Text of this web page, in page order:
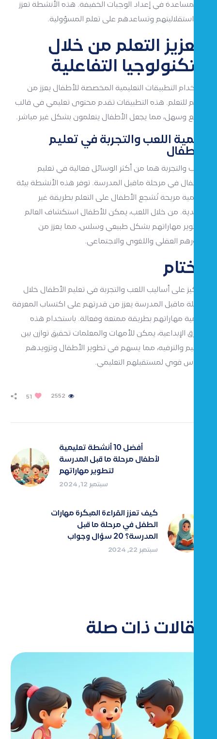
أو المساعدة في إعداد الوجبات الخفيفة. هذه الأنشطة تعزز
من استقلاليتهم وتساعدهم على تعلم المسؤولية.
تعزيز التعلم من خلال
التكنولوجيا التفاعلية
استخدام التطبيقات التعليمية المخصصة للأطفال يعزز من
حبهم للتعلم. هذه التطبيقات تقدم محتوى تعليمي في قالب
ممتع وسهل، مما يجعل الأطفال يتعلمون بشكل غير مباشر.
أهمية اللعب والتجربة في تعليم
الأطفال
اللعب والتجربة هما من أكثر الوسائل فعالية في تعليم
الأطفال في مرحلة ماقبل المدرسة. توفر هذه الأنشطة بيئة
تعليمية مريحة تُشجع الأطفال على التعلم بطريقة غير
تقليدية. من خلال اللعب، يمكن للأطفال استكشاف العالم
وتطوير مهاراتهم بشكل طبيعي وسلس، مما يعزز من
تطورهم العقلي واللغوي والاجتماعي.
الختام
التركيز على أساليب اللعب والتجربة في تعليم الأطفال خلال
مرحلة ماقبل المدرسة يعزز من قدرتهم على اكتساب المعرفة
وتنمية مهاراتهم بطريقة ممتعة وفعالة. باستخدام هذه
الطرق الإبداعية، يمكن للأمهات والمعلمات تحقيق توازن بين
التعليم والترفيه، مما يسهم في تطوير الأطفال وتزويدهم
بأساس قوي لمستقبلهم التعليمي.
51 2552
أفضل 10 أنشطة تعليمية
لأطفال مرحلة ما قبل المدرسة
لتطوير مهاراتهم
سبتمبر 12, 2024
كيف تعزز القراءة المبكرة مهارات
الطفل في مرحلة ما قبل
المدرسة؟ 20 سؤال وجواب
سبتمبر 22, 2024
مقالات ذات صلة